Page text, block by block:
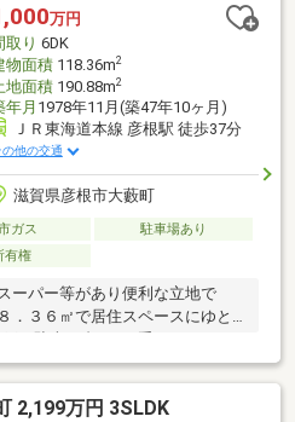
万円
取り 6DK
物面積118.36m2
地面積190.88m2
年月 1978年11月(築47年10ヶ月)
ＪＲ東海道本線 彦根駅 徒歩37分
の他の交通
滋賀県彦根市大藪町
ガス
駐車場あり
有権
ーパー等があり便利な立地で
．３６㎡で居住スペースにゆと
や妊娠中の人、ケガをして一時
とっても安全で快適な暮らしを
退線１．０ｍ■高さの制限１０
2,199万円 3SLDK